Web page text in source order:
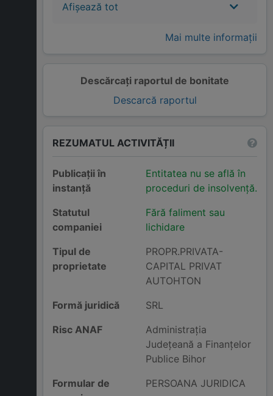
Descărcați raportul de bonitate
Descarcă raportul
Afișează tot
Mai multe informații
REZUMATUL ACTIVITĂȚII
Publicații în
instanță
Entitatea nu se află în
proceduri de insolvență.
Statutul
companiei
Fără faliment sau
lichidare
Tipul de
proprietate
PROPR.PRIVATA-
CAPITAL PRIVAT
AUTOHTON
Formă juridică
SRL
Risc ANAF
Administraţia
Judeţeană a Finanţelor
Publice Bihor
Formular de
PERSOANA JURIDICA